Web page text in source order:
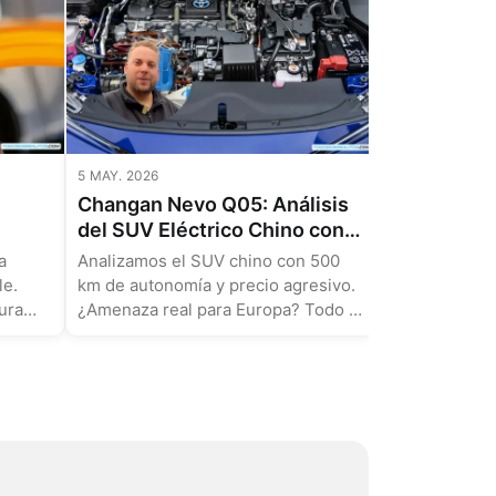
5 MAY. 2026
Changan Nevo Q05: Análisis
del SUV Eléctrico Chino con
500 km de Autonomía
Analizamos el SUV chino con 500
km de autonomía y precio agresivo.
¿Amenaza real para Europa? Todo lo